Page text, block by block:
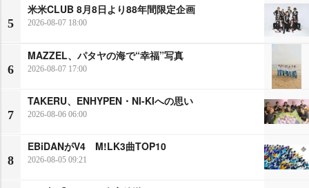
5
米米CLUB 8月8日より88年間限定企画
2026-08-07 18:00
6
MAZZEL、パタヤの海で“幸福”写真
2026-08-07 17:00
7
TAKERU、ENHYPEN・NI-KIへの思い
2026-08-06 06:00
8
EBiDANがV4 M!LK3曲TOP10
2026-08-05 09:21